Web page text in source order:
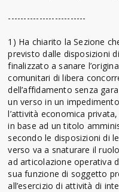
-------------------------
1) Ha chiarito la Sezione
previsto dalle disposizioni
finalizzato a sanare
comunitari di libera
dell’affidamento senza
un verso in un
l’attività economica
in base ad un titolo
secondo le disposizioni di
verso va a snaturare il
ad articolazione operativa
sua funzione di soggetto
all’esercizio di attività di